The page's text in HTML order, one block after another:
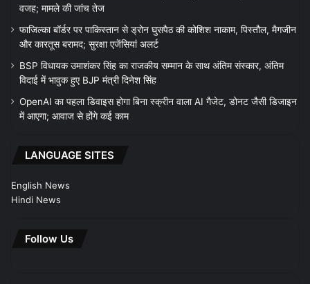
वजह; मामले की जांच तेज
फाजिल्का बॉर्डर पर पाकिस्तान से ड्रोन घुसपैठ की कोशिश नाकाम, पिस्तौल, मैगजीन
और कारतूस बरामद; सुरक्षा एजेंसियां अलर्ट
BSP विधायक उमाशंकर सिंह का राजकीय सम्मान के साथ अंतिम संस्कार, अंतिम
विदाई में भावुक हुए BJP मंत्री दिनेश सिंह
OpenAI का पहला डिवाइस होगा बिना स्क्रीन वाला AI गैजेट, डोनट जैसी डिजाइन
में आएगा; आवाज से होंगे कई काम
LANGUAGE SITES
English News
Hindi News
Follow Us